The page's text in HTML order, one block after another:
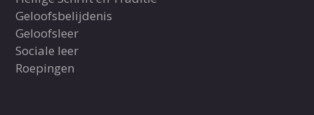
Geloofsbelijdenis
Geloofsleer
Sociale leer
Roepingen